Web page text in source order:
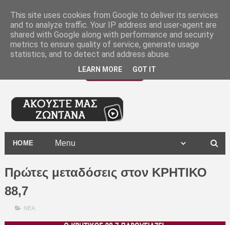
HOME
Πρώτες μεταδόσεις στον ΚΡΗΤΙΚΟ
88,7
ΝΕΑ
This site uses cookies from Google to deliver its services
and to analyze traffic. Your IP address and user-agent are
shared with Google along with performance and security
metrics to ensure quality of service, generate usage
statistics, and to detect and address abuse.
LEARN MORE GOT IT